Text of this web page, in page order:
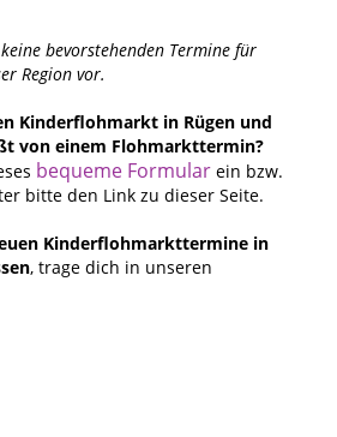
bevorstehenden Termine für
Region vor.
Kinderflohmarkt in Rügen und
von einem Flohmarkttermin?
bequeme Formular ein bzw.
bitte den Link zu dieser Seite.
Kinderflohmarkttermine in
, trage dich in unseren